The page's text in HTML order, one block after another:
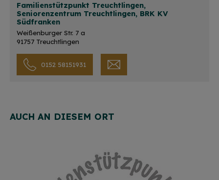
Familienstützpunkt Treuchtlingen,
Seniorenzentrum Treuchtlingen, BRK KV
Südfranken
Weißenburger Str. 7 a
91757 Treuchtlingen
0152 58151931
AUCH AN DIESEM ORT